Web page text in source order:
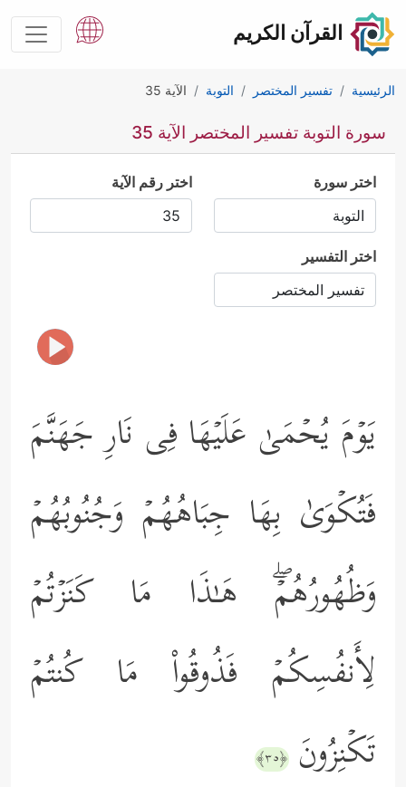
القرآن الكريم
الرئيسية تفسير المختصر التوبة الآية 35
سورة التوبة تفسير المختصر الآية 35
اختر سورة اختر رقم الآية
اختر التفسير
یَوۡمَ یُحۡمَىٰ عَلَیۡهَا فِی نَارِ جَهَنَّمَ
فَتُكۡوَىٰ بِهَا جِبَاهُهُمۡ وَجُنُوبُهُمۡ
وَظُهُورُهُمۡۖ هَـٰذَا مَا كَنَزۡتُمۡ
لِأَنفُسِكُمۡ فَذُوقُواْ مَا كُنتُمۡ
تَكۡنِزُونَ ﴿٣٥﴾